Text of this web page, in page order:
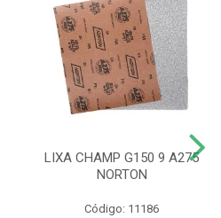
LIXA CHAMP G150 9 A275
NORTON
Código: 11186